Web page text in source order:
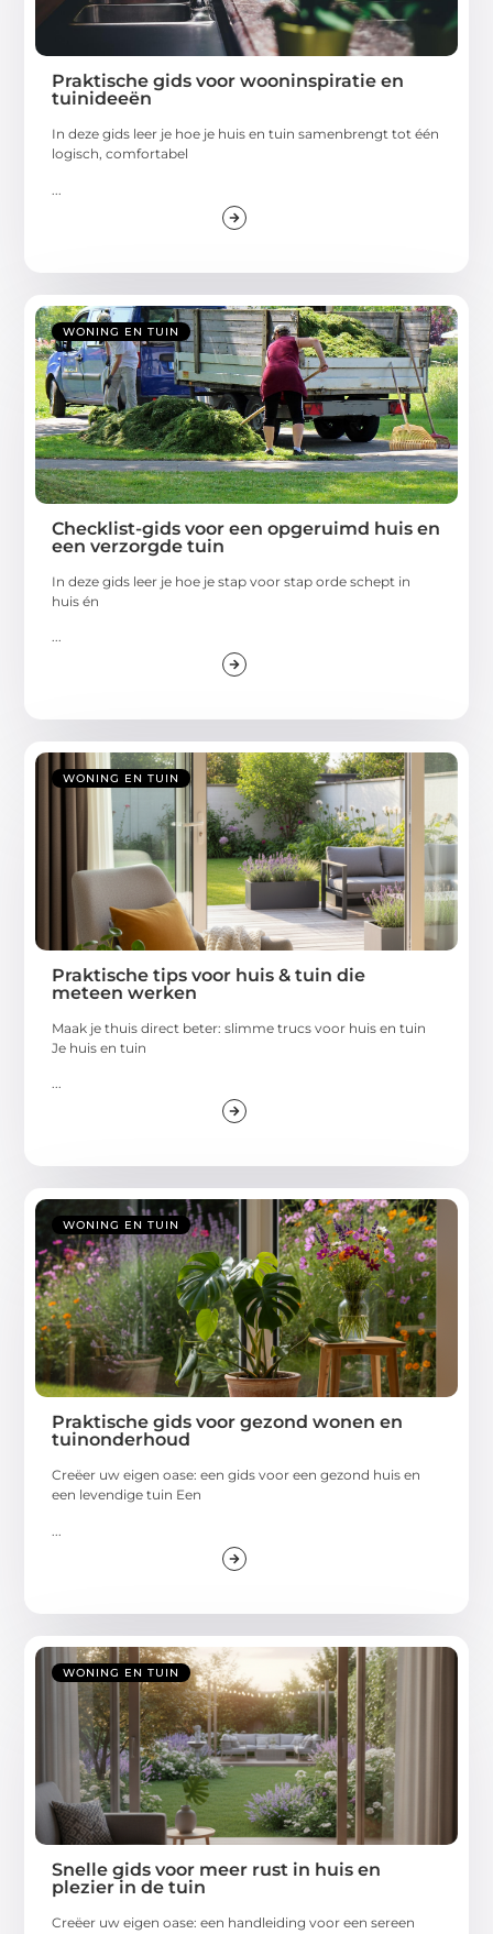
Praktische gids voor wooninspiratie en
tuinideeën
In deze gids leer je hoe je huis en tuin samenbrengt tot één
logisch, comfortabel
WONING EN TUIN
Checklist-gids voor een opgeruimd huis en
een verzorgde tuin
In deze gids leer je hoe je stap voor stap orde schept in
huis én
...
WONING EN TUIN
Praktische tips voor huis & tuin die
meteen werken
Maak je thuis direct beter: slimme trucs voor huis en tuin
Je huis en tuin
...
WONING EN TUIN
Praktische gids voor gezond wonen en
tuinonderhoud
Creëer uw eigen oase: een gids voor een gezond huis en
een levendige tuin Een
WONING EN TUIN
Snelle gids voor meer rust in huis en
plezier in de tuin
Creëer uw eigen oase: een handleiding voor een sereen